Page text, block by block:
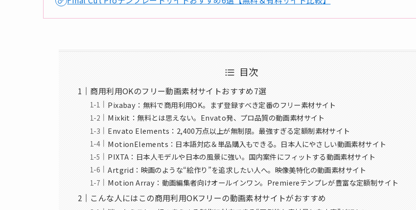
目次
商用利用OKのフリー動画素材サイトおすすめ7選
Pixabay：無料で商用利用OK。まず登録すべき定番のフリー素材サイト
Mixkit：無料とは思えない。Envato発、プロ品質の動画素材サイト
Envato Elements：2,400万点以上が無制限。最強すぎる定額制素材サイト
MotionElements：日本語対応＆単品購入もできる。日本人にやさしい動画素材サイト
PIXTA：日本人モデルや日本の風景に強い。国内案件にフィットする動画素材サイト
Artgrid：映画のような“絵作り”を追求したい人へ。映像美特化の動画素材サイト
Motion Array：動画編集者向けオールインワン。Premiereテンプレが豊富な定額制サイト
こんな人にはこの商用利用OKフリーの動画素材サイトがおすすめ